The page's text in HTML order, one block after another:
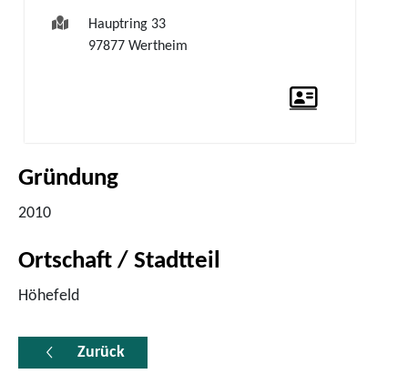
Hauptring 33
97877 Wertheim
Gründung
2010
Ortschaft / Stadtteil
Höhefeld
Zurück